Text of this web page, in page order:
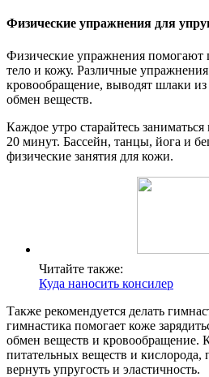
Физические упражнения для
Физические упражнения помогают
тело и кожу. Различные
кровообращение, выводят шлаки
обмен веществ.
Каждое утро старайтесь
20 минут. Бассейн, танцы, йога и
физические занятия для кожи.
Читайте также:
Куда наносить консилер
Также рекомендуется делать
гимнастика помогает коже
обмен веществ и кровообращение.
питательных веществ и кислорода,
вернуть упругость и эластичность.